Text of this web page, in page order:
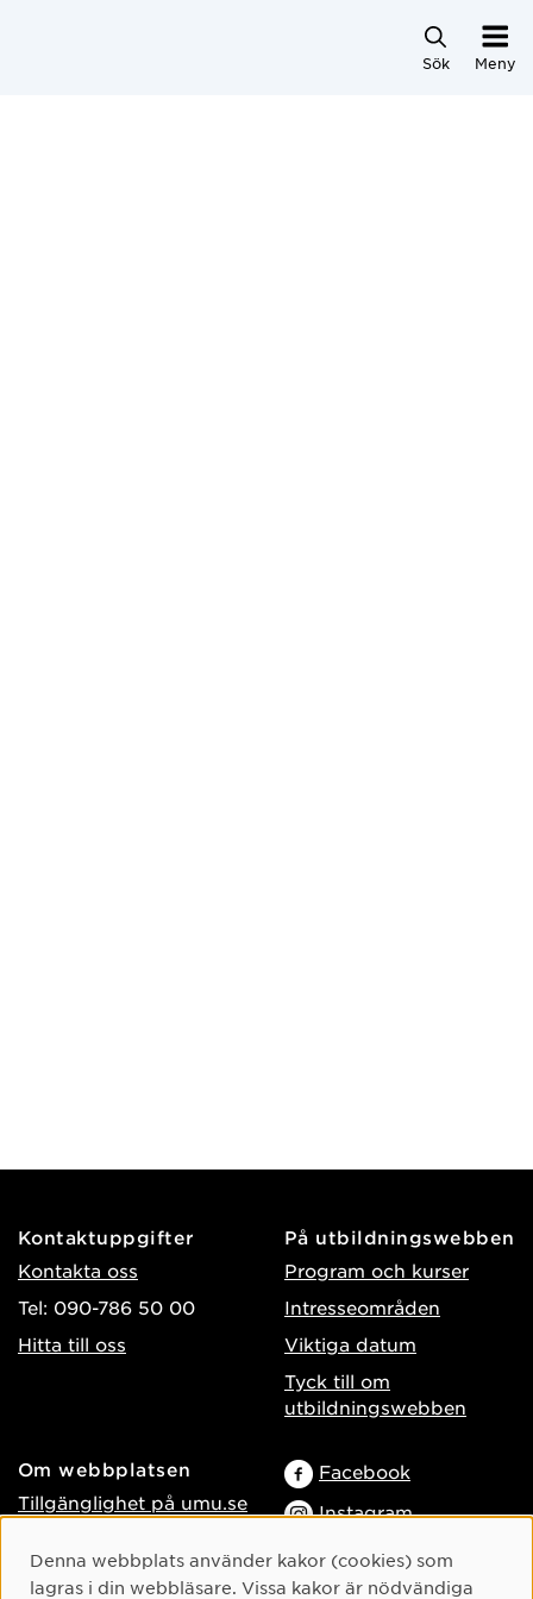
Sök Meny
Kontaktuppgifter
Kontakta oss
Tel: 090-786 50 00
Hitta till oss
På utbildningswebben
Program och kurser
Intresseområden
Viktiga datum
Tyck till om
utbildningswebben
Om webbplatsen
Tillgänglighet på umu.se
personuppgifter
Facebook
Instagram
TikTok
Youtube
Cookie-samtycke
Denna webbplats använder kakor (cookies) som
lagras i din webbläsare. Vissa kakor är nödvändiga